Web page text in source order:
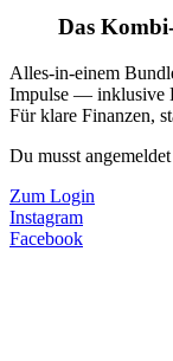
Das
Alles-in-einem
Impulse — inklusive
Für klare Finanzen,
Du musst
Zum Login
Instagram
Facebook